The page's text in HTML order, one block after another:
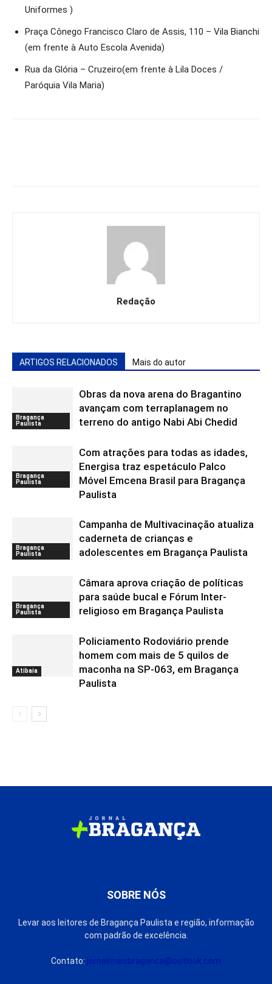
Uniformes )
Praça Cônego Francisco Claro de Assis, 110 – Vila Bianchi
(em frente à Auto Escola Avenida)
Rua da Glória – Cruzeiro(em frente à Lila Doces /
Paróquia Vila Maria)
Redação
ARTIGOS RELACIONADOS Mais do autor
Bragança
Paulista
Obras da nova arena do Bragantino
avançam com terraplanagem no
terreno do antigo Nabi Abi Chedid
Bragança
Paulista
Com atrações para todas as idades,
Energisa traz espetáculo Palco
Móvel Emcena Brasil para Bragança
Paulista
Bragança
Paulista
Campanha de Multivacinação atualiza
caderneta de crianças e
adolescentes em Bragança Paulista
Bragança
Paulista
Câmara aprova criação de políticas
para saúde bucal e Fórum Inter-
religioso em Bragança Paulista
Atibaia
Policiamento Rodoviário prende
homem com mais de 5 quilos de
maconha na SP-063, em Bragança
Paulista
SOBRE NÓS
Levar aos leitores de Bragança Paulista e região, informação
com padrão de excelência.
Contato: jornalmaisbraganca@outlook.com